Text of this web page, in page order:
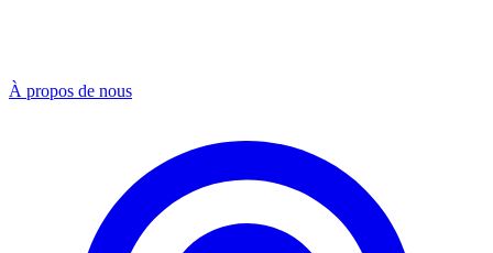
À propos de nous